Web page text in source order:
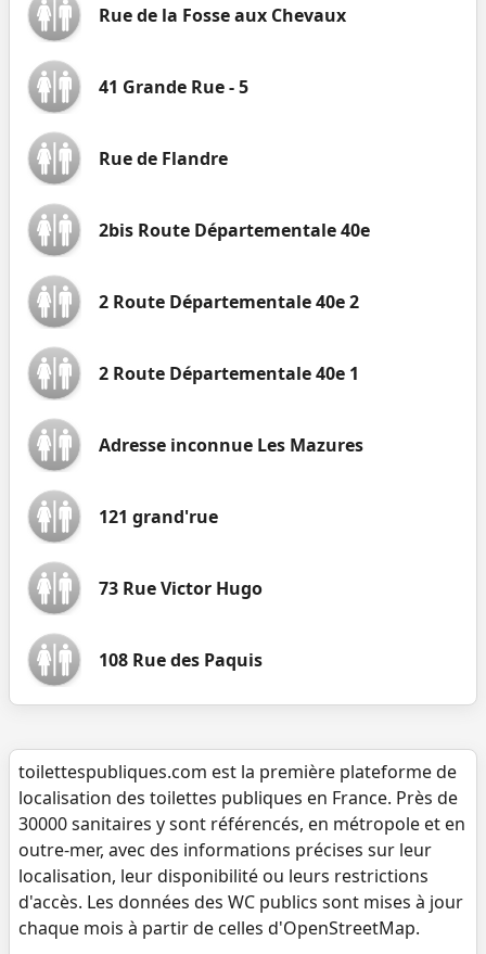
Rue de la Fosse aux Chevaux
41 Grande Rue - 5
Rue de Flandre
2bis Route Départementale 40e
2 Route Départementale 40e 2
2 Route Départementale 40e 1
Adresse inconnue Les Mazures
121 grand'rue
73 Rue Victor Hugo
108 Rue des Paquis
toilettespubliques.com est la première plateforme de
localisation des toilettes publiques en France. Près de
30000 sanitaires y sont référencés, en métropole et en
outre-mer, avec des informations précises sur leur
localisation, leur disponibilité ou leurs restrictions
d'accès. Les données des WC publics sont mises à jour
chaque mois à partir de celles d'OpenStreetMap.